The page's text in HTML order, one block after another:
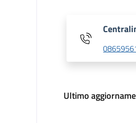
Ultimo